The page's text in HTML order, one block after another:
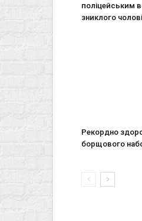
поліцейським
зниклого
Рекордно
борщового